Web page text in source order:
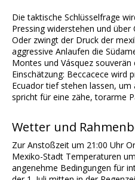
Die taktische Schlüsselfrage
Pressing widerstehen und über
Oder zwingt der Druck der
aggressive Anlaufen die
Montes und Vásquez
Einschätzung: Beccacece wird
Ecuador tief stehen lassen,
spricht für eine zähe, torarme
Wetter und
Zur Anstoßzeit um 21:00 Uhr
Mexiko-Stadt Temperaturen
angenehme Bedingungen für